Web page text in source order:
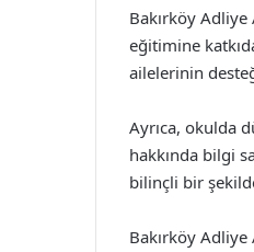
Bakırköy Adliye
eğitimine
ailelerinin
Ayrıca, okulda
hakkında bilgi
bilinçli bir
Bakırköy